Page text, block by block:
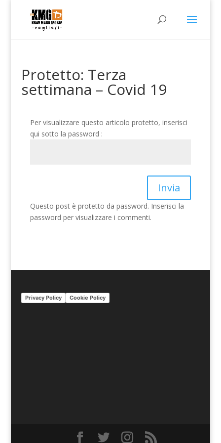
Protetto: Terza
settimana – Covid 19
Per visualizzare questo articolo protetto, inserisci
qui sotto la password :
Invia
Questo post è protetto da password. Inserisci la
password per visualizzare i commenti.
Privacy Policy Cookie Policy